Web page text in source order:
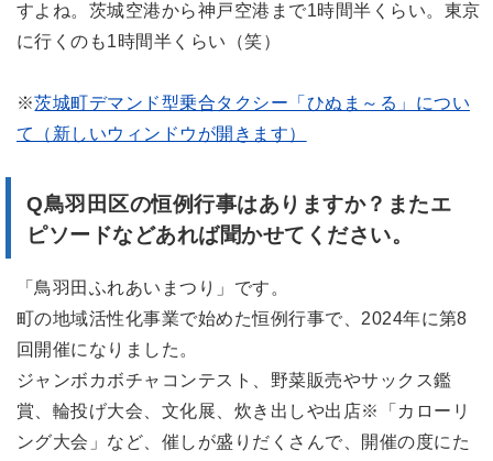
すよね。茨城空港から神戸空港まで1時間半くらい。東京
に行くのも1時間半くらい（笑）
※茨城町デマンド型乗合タクシー「ひぬま～る」につい
て（新しいウィンドウが開きます）
Q鳥羽田区の恒例行事はありますか？またエ
ピソードなどあれば聞かせてください。
「鳥羽田ふれあいまつり」です。
町の地域活性化事業で始めた恒例行事で、2024年に第8
回開催になりました。
ジャンボカボチャコンテスト、野菜販売やサックス鑑
賞、輪投げ大会、文化展、炊き出しや出店※「カローリ
ング大会」など、催しが盛りだくさんで、開催の度にた